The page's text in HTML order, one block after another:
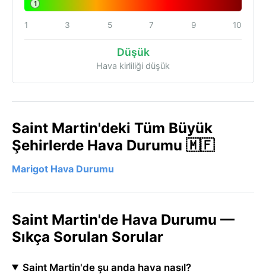
1
1 3 5 7 9 10
Düşük
Hava kirliliği düşük
Saint Martin'deki Tüm Büyük
Şehirlerde Hava Durumu 🇲🇫
Marigot Hava Durumu
Saint Martin'de Hava Durumu —
Sıkça Sorulan Sorular
Saint Martin'de şu anda hava nasıl?